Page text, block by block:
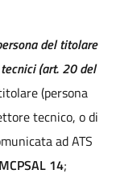
del titolare
(art. 20 del
(persona
tecnico, o di
ad ATS
MCPSAL 14;